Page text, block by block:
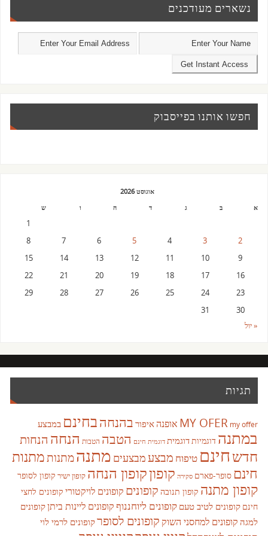
נשארים מעודכנים
חפשו אותנו בפייסבוק
אוגוסט 2026
א
ב ג ד ה ו ש
1
2
3
4
5
6
7
8
9
10
11
12
13
14
15
16
17
18
19
20
21
22
23
24
25
26
27
28
29
30
31
« יול
תגיות
MY OFER my offer אופנהאיפור בהנחהבחינם במבצע
במתנה דוגמיותדוגמית דוגמית חינם הטבה הטבות הנחה הנחות
חדשחינם טיפוח מבצעמבצעים מתנהמתנותמתנות
חינם סופר-פארם סקירה קופוןקופון הנחה קופון ישיר קופון לסופר
קופון מתנה קופון תנובה קופונים קופונים לויקטורי קופונים לחצי
חינם קופונים לטיב טעם קופונים ליוחננוףקופונים ליינות ביתןקופונים
למגה קופונים למחסני השוק קופונים לסופרקופונים לרמי לוי